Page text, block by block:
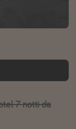
7 notti da